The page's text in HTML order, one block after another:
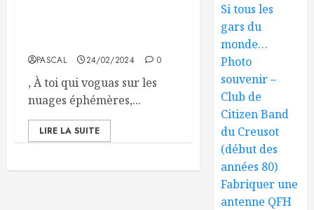
PASCAL 24/02/2024 0
, À toi qui voguas sur les
nuages éphémères,...
LIRE LA SUITE
Si tous les
gars du
monde…
Photo
souvenir –
Club de
Citizen Band
du Creusot
(début des
années 80)
Fabriquer une
antenne QFH